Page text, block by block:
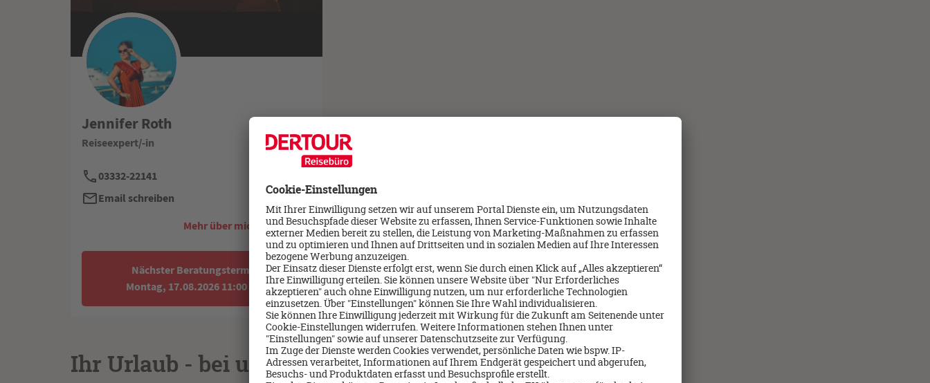
Jennifer Roth
Reiseexpert/-in
03332-22141
Email schreiben
Mehr über mich erfahren ->
Nächster Beratungstermin:
Montag, 17.08.2026 11:00 Uhr
Ihr Urlaub - bei uns in den besten Händen